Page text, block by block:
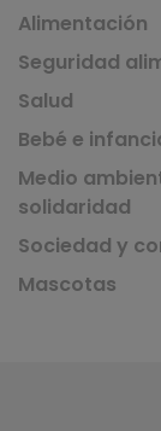
Alimentación
Seguridad
Salud
Bebé e
Medio
solidaridad
Sociedad y
Mascotas